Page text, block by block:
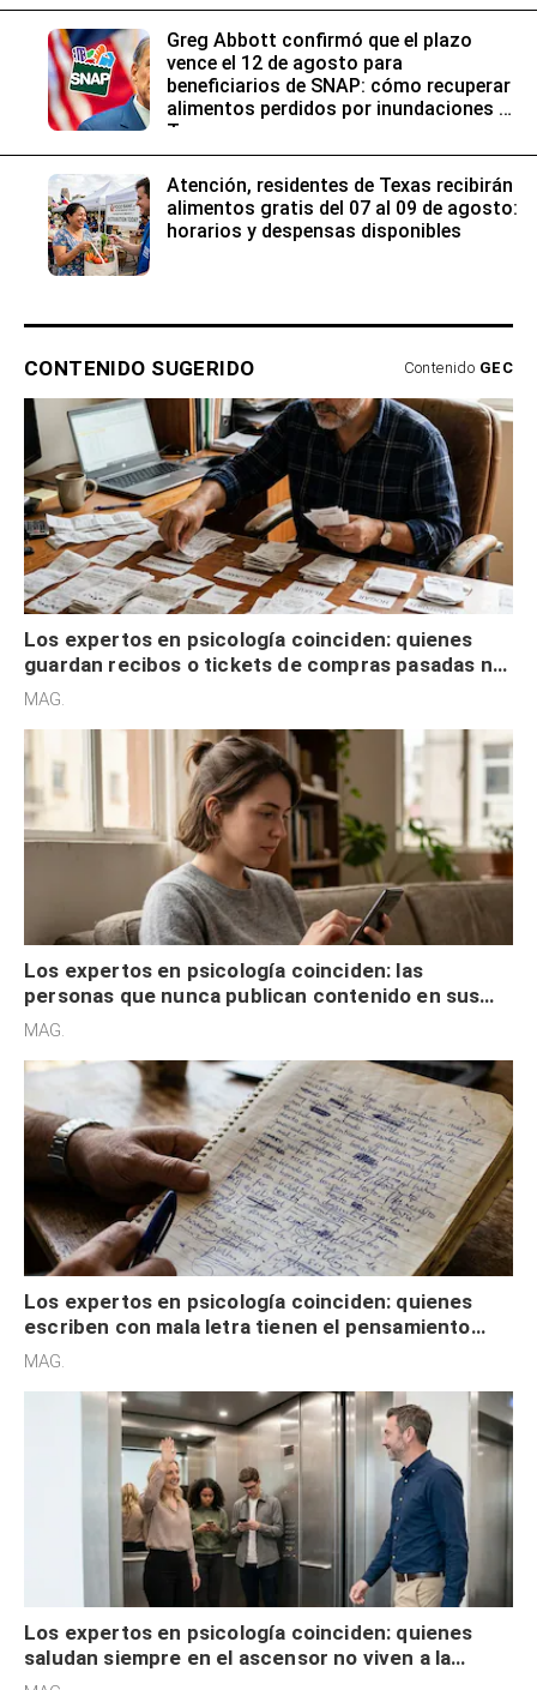
Greg Abbott confirmó que el plazo
vence el 12 de agosto para
beneficiarios de SNAP: cómo recuperar
alimentos perdidos por inundaciones en
Texas
Atención, residentes de Texas recibirán
alimentos gratis del 07 al 09 de agosto:
horarios y despensas disponibles
CONTENIDO SUGERIDO Contenido GEC
Los expertos en psicología coinciden: quienes
guardan recibos o tickets de compras pasadas no
son acumuladores, sino que tienen necesidad de
MAG.
Los expertos en psicología coinciden: las
personas que nunca publican contenido en sus
redes sociales no pretenden buscar validación
MAG.
Los expertos en psicología coinciden: quienes
escriben con mala letra tienen el pensamiento
acelerado y no lo hacen por desinterés
MAG.
Los expertos en psicología coinciden: quienes
saludan siempre en el ascensor no viven a la
defensiva y tienen apertura social